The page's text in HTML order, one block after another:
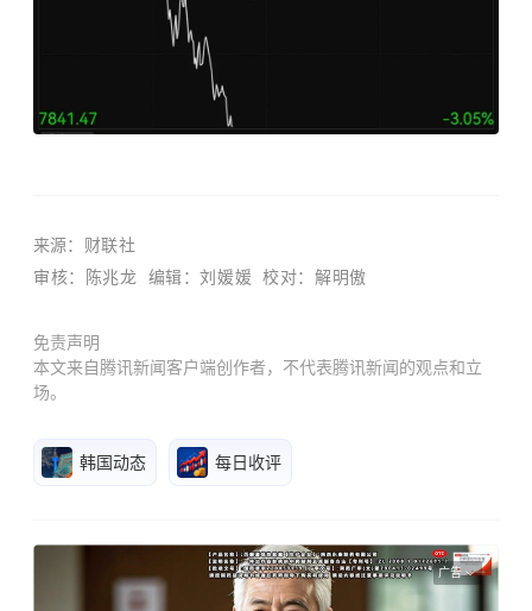
来源：财联社
审核：陈兆龙
编辑：刘媛媛校对：解明傲
免责声明
本文来自腾讯新闻客户端创作者，不代表腾讯新闻的观点和立
场。
韩国动态 每日收评
广告